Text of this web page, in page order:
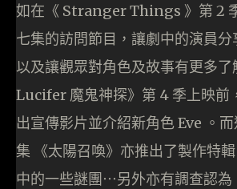
如在《 Stranger Things 》第 2
七集的訪問節目，讓劇中的演員分
以及讓觀眾對角色及故事有更多了
Lucifer 魔鬼神探》第 4 季上映
出宣傳影片並介紹新角色 Eve 。
集 《太陽召喚》亦推出了製作特
中的一些謎團⋯另外亦有調查認